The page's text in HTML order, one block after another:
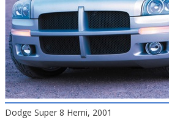
Dodge Super 8 Hemi, 2001